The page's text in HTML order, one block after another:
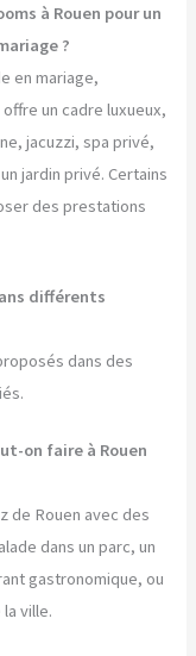
à Rouen pour un
?
en mariage,
un cadre luxueux,
jacuzzi, spa privé,
jardin privé. Certains
des prestations
différents
dans des
on faire à Rouen
de Rouen avec des
dans un parc, un
gastronomique, ou
ville.